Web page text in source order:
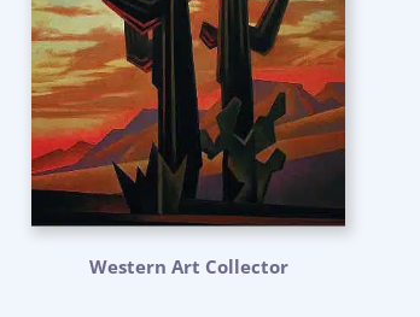
Western Art Collector